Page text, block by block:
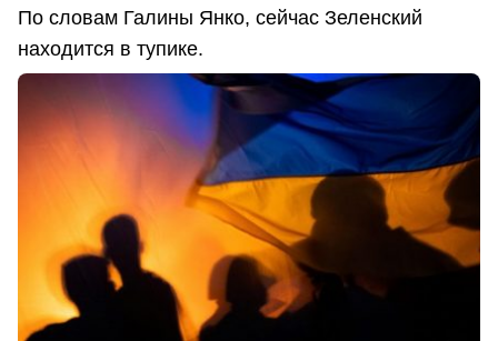
По словам Галины Янко, сейчас Зеленский
находится в тупике.